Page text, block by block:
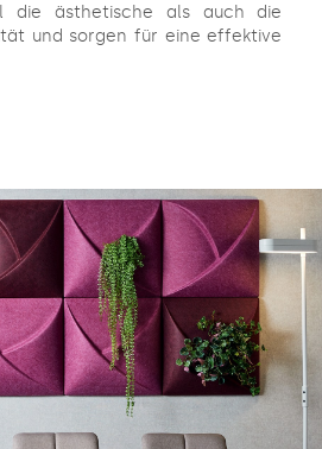
die ästhetische als auch die
und sorgen für eine effektive